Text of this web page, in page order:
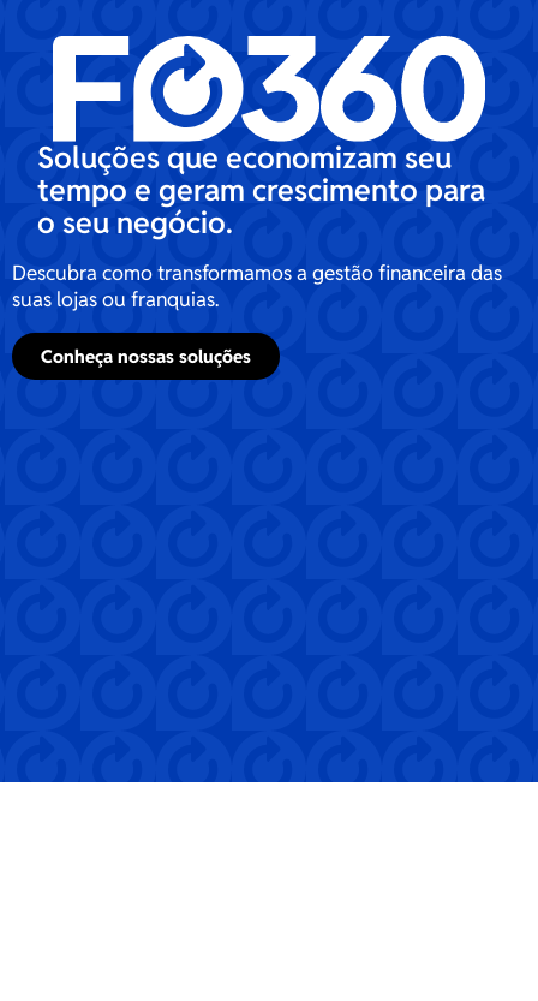
Soluções que economizam seu
tempo e geram crescimento para
o seu negócio.
Descubra como transformamos a gestão financeira das
suas lojas ou franquias.
Conheça nossas soluções